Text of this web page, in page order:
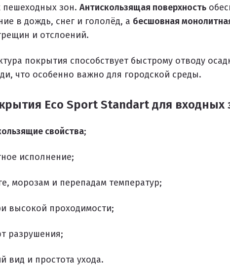
пешеходных зон.Антискользящая поверхность
в дождь, снег и гололёд, а бесшовная
и отслоений.
покрытия способствует быстрому отводу
что особенно важно для городской среды.
Eco Sport Standart для входных
свойства;
исполнение;
морозам и перепадам температур;
высокой проходимости;
разрушения;
вид и простота ухода.